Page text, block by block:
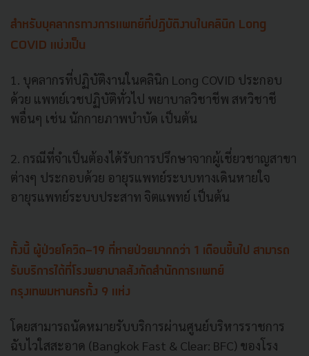
สำหรับบุคลากรทางการแพทย์ที่ปฏิบัติงานในคลินิก Long
COVID แบ่งเป็น
1. บุคลากรที่ปฏิบัติงานในคลินิก Long COVID ประกอบ
ด้วย แพทย์เวชปฏิบัติทั่วไป พยาบาลวิชาชีพ สหวิชาชี
พอื่นๆ เช่น นักกายภาพบำบัด เป็นต้น
2. กรณีที่จำเป็นต้องได้รับการปรึกษาจากผู้เชี่ยวชาญสาขา
ต่างๆ ประกอบด้วย อายุรแพทย์ระบบทางเดินหายใจ
อายุรแพทย์ระบบประสาท จิตแพทย์ เป็นต้น
ทั้งนี้ ผู้ป่วยโควิด-19 ที่หายป่วยมากกว่า 1 เดือนขึ้นไป สามารถ
รับบริการได้ที่โรงพยาบาลสังกัดสำนักการแพทย์
กรุงเทพมหานครทั้ง 9 แห่ง
โดยสามารถนัดหมายรับบริการผ่านศูนย์บริหารราชการ
ฉับไวใสสะอาด (Bangkok Fast & Clear: BFC) ของโรง